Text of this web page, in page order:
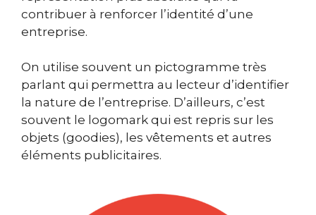
contribuer à renforcer l’identité d’une
entreprise.
On utilise souvent un pictogramme très
parlant qui permettra au lecteur d’identifier
la nature de l’entreprise. D’ailleurs, c’est
souvent le logomark qui est repris sur les
objets (goodies), les vêtements et autres
éléments publicitaires.